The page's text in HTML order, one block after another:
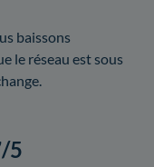
baissons
le réseau est sous
/5